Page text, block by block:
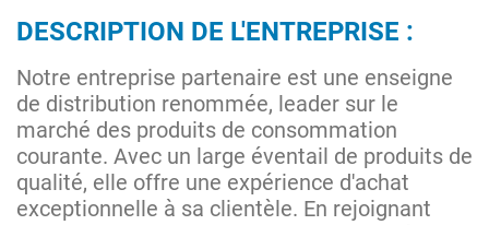
DESCRIPTION DE L'ENTREPRISE :
Notre entreprise partenaire est une enseigne
de distribution renommée, leader sur le
marché des produits de consommation
courante. Avec un large éventail de produits de
qualité, elle offre une expérience d'achat
exceptionnelle à sa clientèle. En rejoignant